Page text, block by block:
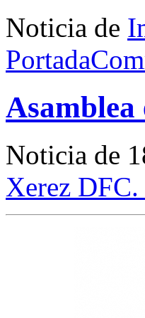
Noticia de
Portada
Noticia de
Xerez DFC.